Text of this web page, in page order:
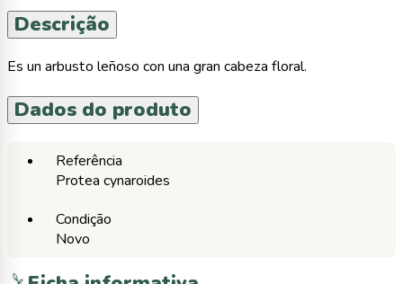
Descrição
Es un arbusto leñoso con una gran cabeza floral.
Dados do produto
Referência
Protea cynaroides
Condição
Novo